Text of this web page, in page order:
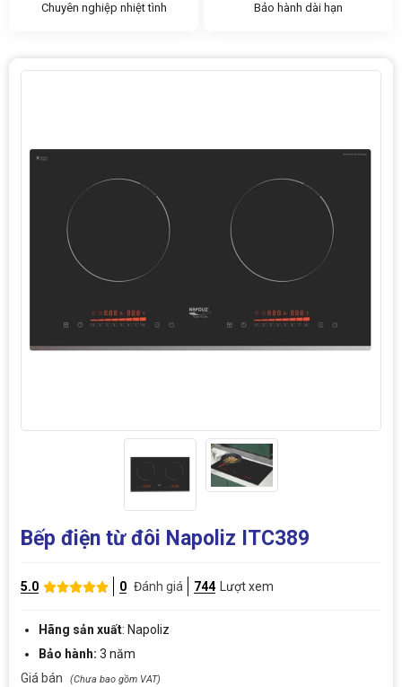
Chuyên nghiệp nhiệt tình
Bảo hành dài hạn
Bếp điện từ đôi Napoliz ITC389
5.0 0 Đánh giá 744 Lượt xem
Hãng sản xuất: Napoliz
Bảo hành: 3 năm
Giá bán